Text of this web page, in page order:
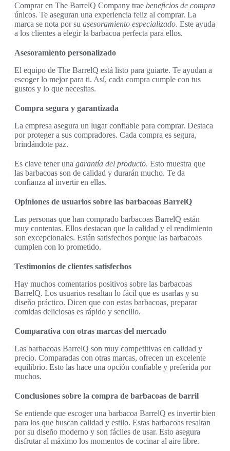
Comprar en The BarrelQ Company trae beneficios de compra
únicos. Te aseguran una experiencia feliz al comprar. La
marca se nota por su asesoramiento especializado. Este ayuda
a los clientes a elegir la barbacoa perfecta para ellos.
Asesoramiento personalizado
El equipo de The BarrelQ está listo para guiarte. Te ayudan a
escoger lo mejor para ti. Así, cada compra cumple con tus
gustos y lo que necesitas.
Compra segura y garantizada
La empresa asegura un lugar confiable para comprar. Destaca
por proteger a sus compradores. Cada compra es segura,
brindándote paz.
Es clave tener una garantía del producto. Esto muestra que
las barbacoas son de calidad y durarán mucho. Te da
confianza al invertir en ellas.
Opiniones de usuarios sobre las barbacoas BarrelQ
Las personas que han comprado barbacoas BarrelQ están
muy contentas. Ellos destacan que la calidad y el rendimiento
son excepcionales. Están satisfechos porque las barbacoas
cumplen con lo prometido.
Testimonios de clientes satisfechos
Hay muchos comentarios positivos sobre las barbacoas
BarrelQ. Los usuarios resaltan lo fácil que es usarlas y su
diseño práctico. Dicen que con estas barbacoas, preparar
comidas deliciosas es rápido y sencillo.
Comparativa con otras marcas del mercado
Las barbacoas BarrelQ son muy competitivas en calidad y
precio. Comparadas con otras marcas, ofrecen un excelente
equilibrio. Esto las hace una opción confiable y preferida por
muchos.
Conclusiones sobre la compra de barbacoas de barril
Se entiende que escoger una barbacoa BarrelQ es invertir bien
para los que buscan calidad y estilo. Estas barbacoas resaltan
por su diseño moderno y son fáciles de usar. Esto asegura
disfrutar al máximo los momentos de cocinar al aire libre.